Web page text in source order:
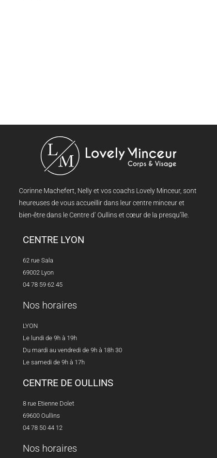
Corinne Machefert, Nelly et vos coachs Lovely Minceur, sont
heureuses de vous accueillir dans leur centre minceur et
bien-être dans le Centre d’ Oullins et cœur de la presqu’île.
CENTRE LYON
62 rue Sala
69002 Lyon
04 78 59 62 45
Nos horaires
LYON
Le lundi de 9h à 19h
Du mardi au vendredi de 9h à 18h 30
Le samedi de 9h à 17h
CENTRE DE OULLINS
8 rue Etienne Dolet
69600 Oullins
04 78 50 44 12
Nos horaires